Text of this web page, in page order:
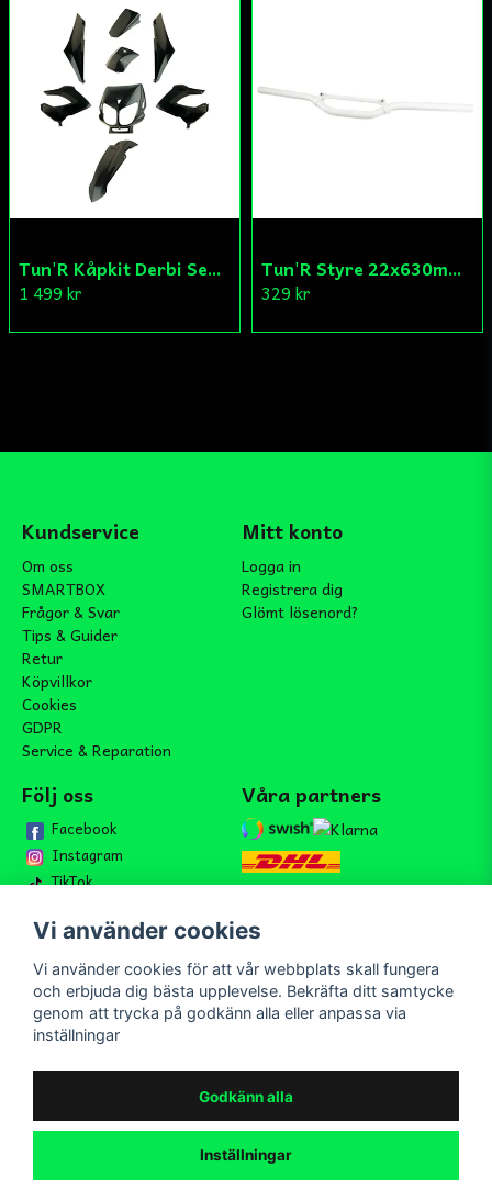
Tun'R Kåpkit Derbi Senda
1 499 kr
Tun'R Styre 22x630mm Vit
329 kr
Kundservice
Om oss
SMARTBOX
Frågor & Svar
Tips & Guider
Retur
Köpvillkor
Cookies
GDPR
Service & Reparation
Mitt konto
Logga in
Registrera dig
Glömt lösenord?
Följ oss
Facebook
Instagram
TikTok
Våra partners
Bli medlem i vårt nyhetsbrev
email
Mejladress Skicka
Bli medlem i vårt nyhetsbrev och ta del av våra nyheter och
Vi använder cookies
Vi använder cookies för att vår webbplats skall fungera
och erbjuda dig bästa upplevelse. Bekräfta ditt samtycke
genom att trycka på godkänn alla eller anpassa via
inställningar
Godkänn alla
Inställningar